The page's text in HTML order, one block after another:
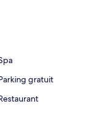
gratuit